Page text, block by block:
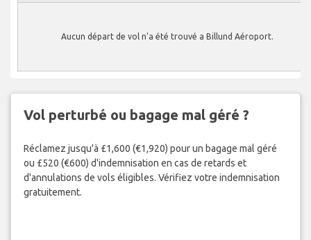
Aucun départ de vol n'a été trouvé a Billund Aéroport.
Vol perturbé ou bagage mal géré ?
Réclamez jusqu'à £1,600 (€1,920) pour un bagage mal géré
ou £520 (€600) d'indemnisation en cas de retards et
d'annulations de vols éligibles. Vérifiez votre indemnisation
gratuitement.